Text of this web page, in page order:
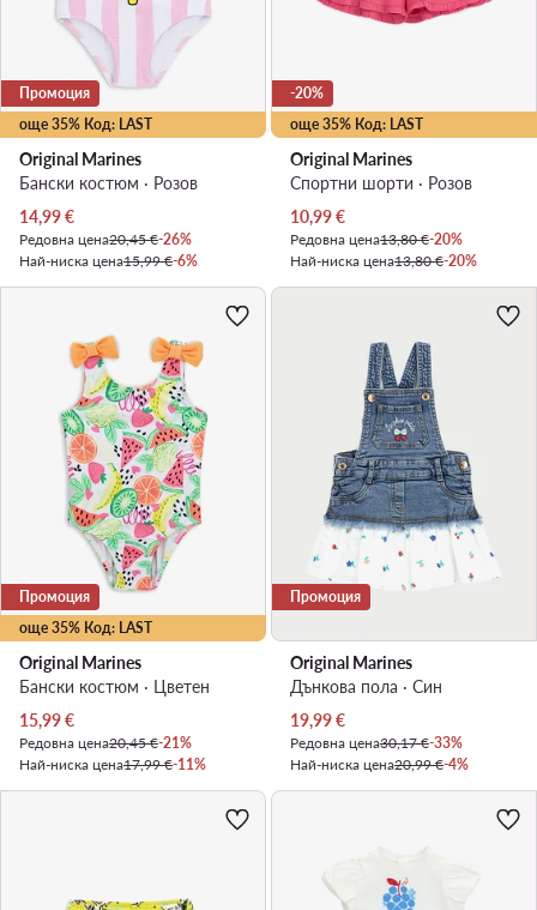
още 35% Код: LAST
Промоция
Original Marines
Бански костюм · Розов
Актуална цена
14,99€
Редовна цена20,45 €-26%
Най-ниска цена15,99 €-6%
още 35% Код: LAST
-20%
Original Marines
Спортни шорти · Розов
Актуална цена
10,99€
Редовна цена13,80 €-20%
Най-ниска цена13,80 €-20%
още 35% Код: LAST
Промоция
Original Marines
Бански костюм · Цветен
Актуална цена
15,99€
Редовна цена20,45 €-21%
Най-ниска цена17,99 €-11%
Промоция
Original Marines
Дънкова пола · Син
Актуална цена
19,99€
Редовна цена30,17 €-33%
Най-ниска цена20,99 €-4%